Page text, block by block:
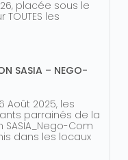
placée sous le
les
SASIA – NEGO-
Août 2025, les
parrainés de la
Com
dans les locaux